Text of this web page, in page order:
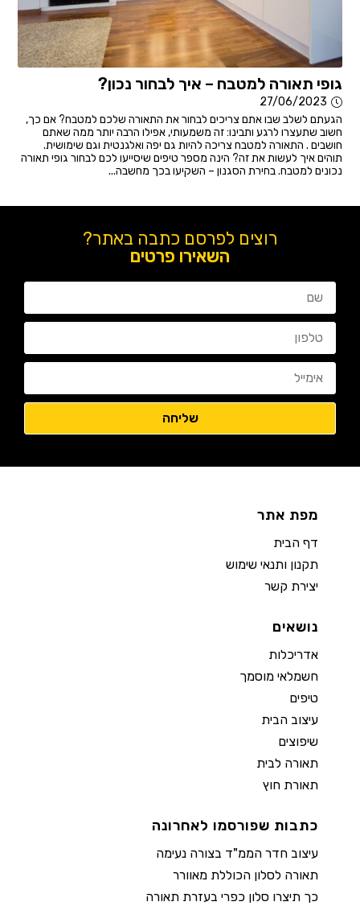
גופי תאורה למטבח – איך לבחור נכון?
27/06/2023
הגעתם לשלב שבו אתם צריכים לבחור את התאורה שלכם למטבח? אם כך,
חשוב שתעצרו לרגע ותבינו: זה משמעותי, אפילו הרבה יותר ממה שאתם
חושבים . התאורה למטבח צריכה להיות גם יפה ואלגנטית וגם שימושית.
תוהים איך לעשות את זה? הינה מספר טיפים שיסייעו לכם לבחור גופי תאורה
נכונים למטבח. בחירת הסגנון – השקיעו בכך מחשבה...
רוצים לפרסם כתבה באתר?
השאירו פרטים
מפת אתר
דף הבית
תקנון ותנאי שימוש
יצירת קשר
נושאים
אדריכלות
חשמלאי מוסמך
טיפים
עיצוב הבית
שיפוצים
תאורה לבית
תאורת חוץ
כתבות שפורסמו לאחרונה
עיצוב חדר הממ"ד בצורה נעימה
תאורה לסלון הכוללת מאוורר
כך תיצרו סלון כפרי בעזרת תאורה